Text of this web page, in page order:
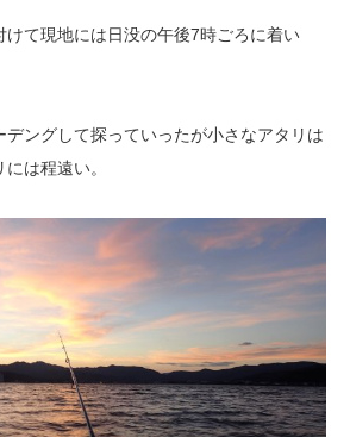
けて現地には日没の午後7時ごろに着い
デングして探っていったが小さなアタリは
は程遠い。